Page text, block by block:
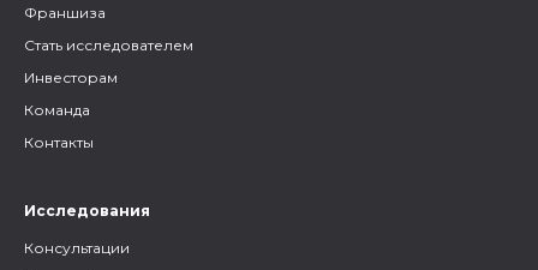
Франшиза
Стать исследователем
Инвесторам
Команда
Контакты
Исследования
Консультации